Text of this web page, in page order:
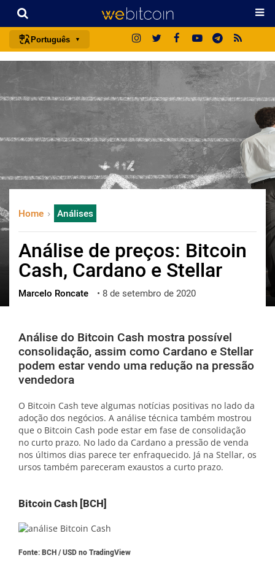
Português
español
italiano
日本語
русский
العربية
ไทย
ქართული
vietnamese
Home Análises
Análise de preços: Bitcoin
Cash, Cardano e Stellar
Marcelo Roncate • 8 de setembro de 2020
Análise do Bitcoin Cash mostra possível
consolidação, assim como Cardano e Stellar
podem estar vendo uma redução na pressão
vendedora
O Bitcoin Cash teve algumas notícias positivas no lado da
adoção dos negócios. A análise técnica também mostrou
que o Bitcoin Cash pode estar em fase de consolidação
no curto prazo. No lado da Cardano a pressão de venda
nos últimos dias parece ter enfraquecido. Já na Stellar, os
ursos também pareceram exaustos a curto prazo.
Bitcoin Cash [BCH]
Fonte: BCH / USD no TradingView